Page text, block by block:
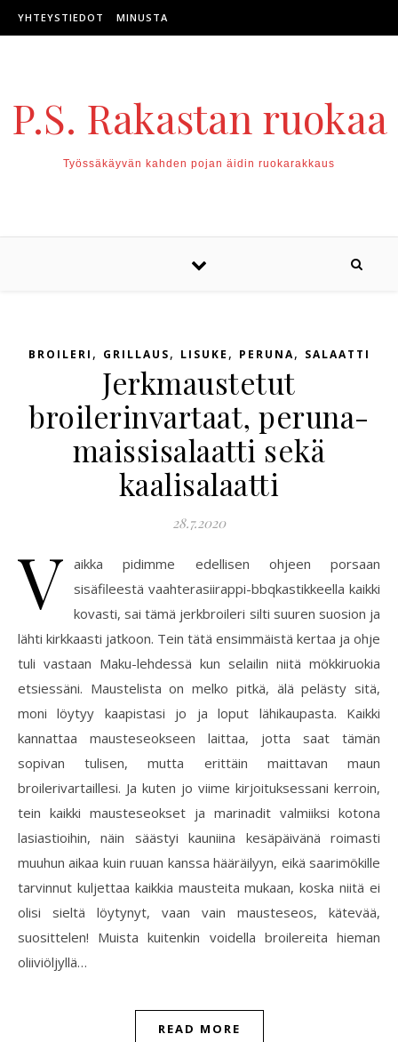
Skip to content
YHTEYSTIEDOT MINUSTA
P.S. Rakastan ruokaa
Työssäkäyvän kahden pojan äidin ruokarakkaus
BROILERI , GRILLAUS, LISUKE , PERUNA, SALAATTI
Jerkmaustetut
broilerinvartaat, peruna-
maissisalaatti sekä
kaalisalaatti
28.7.2020
V aikka pidimme edellisen ohjeen porsaan
sisäfileestä vaahterasiirappi-bbqkastikkeella kaikki
kovasti, sai tämä jerkbroileri silti suuren suosion ja
lähti kirkkaasti jatkoon. Tein tätä ensimmäistä kertaa ja ohje
tuli vastaan Maku-lehdessä kun selailin niitä mökkiruokia
etsiessäni. Maustelista on melko pitkä, älä pelästy sitä,
moni löytyy kaapistasi jo ja loput lähikaupasta. Kaikki
kannattaa mausteseokseen laittaa, jotta saat tämän
sopivan tulisen, mutta erittäin maittavan maun
broilerivartaillesi. Ja kuten jo viime kirjoituksessani kerroin,
tein kaikki mausteseokset ja marinadit valmiiksi kotona
lasiastioihin, näin säästyi kauniina kesäpäivänä roimasti
muuhun aikaa kuin ruuan kanssa hääräilyyn, eikä saarimökille
tarvinnut kuljettaa kaikkia mausteita mukaan, koska niitä ei
olisi sieltä löytynyt, vaan vain mausteseos, kätevää,
suosittelen! Muista kuitenkin voidella broilereita hieman
oliiviöljyllä…
READ MORE